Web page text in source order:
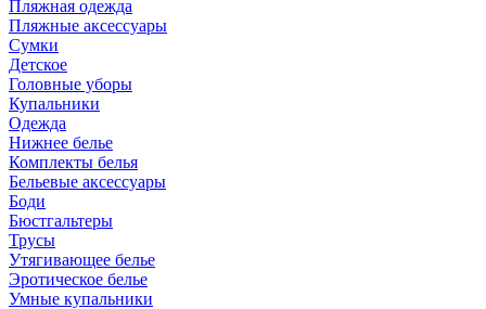
Пляжная одежда
Пляжные аксессуары
Сумки
Детское
Головные уборы
Купальники
Одежда
Нижнее белье
Комплекты белья
Бельевые аксессуары
Боди
Бюстгальтеры
Трусы
Утягивающее белье
Эротическое белье
Умные купальники